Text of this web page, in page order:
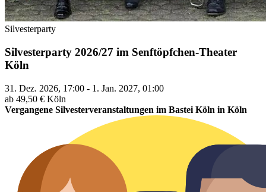
Silvesterparty
Silvesterparty 2026/27 im Senftöpfchen-Theater
Köln
31. Dez. 2026, 17:00 - 1. Jan. 2027, 01:00
ab 49,50 € Köln
Vergangene Silvesterveranstaltungen im Bastei Köln in Köln